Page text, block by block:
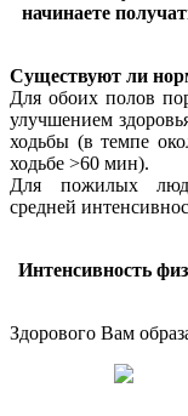
начинаете
Существуют ли
Для обоих полов
улучшением
ходьбы (в темпе
ходьбе >60 мин).
Для пожилых
средней
Интенсивность
Здорового Вам